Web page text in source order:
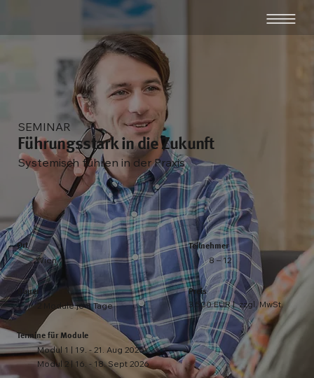
SEMINAR
Führungsstark in die Zukunft
Systemisch führen in der Praxis
Ort
Wien
Dauer
2 Module je 3 Tage
Teilnehmer
8 – 12
Preis
3.500 EUR | zzgl. MwSt.
Termine für Module
Modul 1 | 19. - 21. Aug 2026
Modul 2 | 16. - 18. Sept 2026